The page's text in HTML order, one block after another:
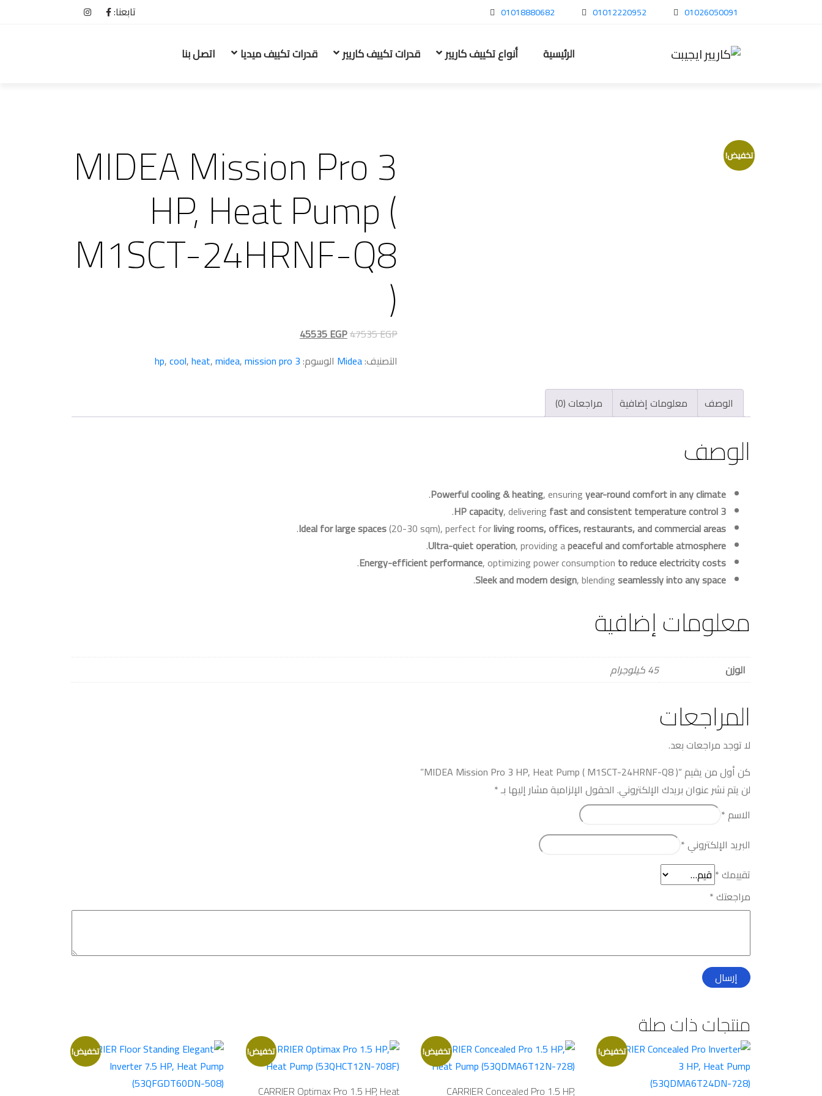
01018880682 01012220952 01026050091 تابعنا:
الرئيسية أنواع تكييف كاريير قدرات تكييف كاريير قدرات تكييف ميديا اتصل بنا
تخفيض! MIDEA Mission Pro 3
HP, Heat Pump (
M1SCT-24HRNF-Q8
)
47535EGP
السعر
هو:
45535EGP
السعر
هو:
التصنيف:Midea الوسوم:3 hp
,cool,heat,midea,mission pro
الوصف معلومات إضافية مراجعات (0)
الوصف
Powerful cooling & heating, ensuringyear-round comfort in any climate
.
3 HP capacity
, delivering fast and consistent temperature control
.
Ideal for large spaces(20-30 sqm), perfect forliving rooms, offices, restaurants, and commercial areas
.
Ultra-quiet operation, providing apeaceful and comfortable atmosphere
.
Energy-efficient performance, optimizing power consumption to reduce electricity costs
.
Sleek and modern design, blendingseamlessly into any space
.
معلومات إضافية
الوزن 45 كيلوجرام
المراجعات
لا توجد مراجعات بعد.
كن أول من يقيم “MIDEA Mission Pro 3 HP, Heat Pump ( M1SCT-24HRNF-Q8 )”
لن يتم نشر عنوان بريدك الإلكتروني. الحقول الإلزامية مشار إليها بـ*
الاسم*
البريد الإلكتروني*
تقييمك*
مراجعتك*
منتجات ذات صلة
تخفيض! تخفيض!
CARRIER Concealed Pro 1.5 HP,
تخفيض!
CARRIER Optimax Pro 1.5 HP, Heat
تخفيض!